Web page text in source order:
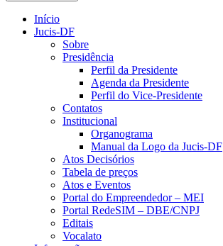
Início
Jucis-DF
Sobre
Presidência
Perfil da Presidente
Agenda da Presidente
Perfil do Vice-Presidente
Contatos
Institucional
Organograma
Manual da Logo da Jucis-DF
Atos Decisórios
Tabela de preços
Atos e Eventos
Portal do Empreendedor – MEI
Portal RedeSIM – DBE/CNPJ
Editais
Vocalato